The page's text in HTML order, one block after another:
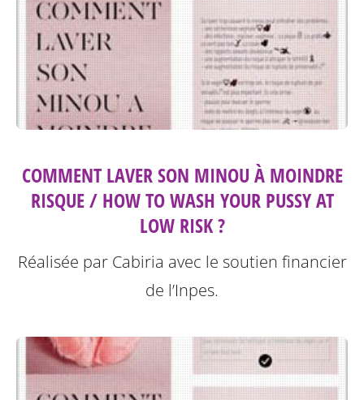
COMMENT LAVER SON MINOU À MOINDRE
RISQUE / HOW TO WASH YOUR PUSSY AT
LOW RISK ?
Réalisée par Cabiria avec le soutien financier
de l’Inpes.